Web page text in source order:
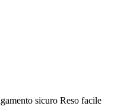
sicuro Reso facile